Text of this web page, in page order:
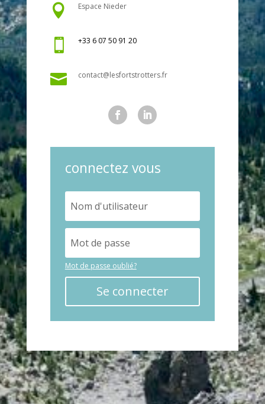
 Espace Nieder
 +33 6 07 50 91 20
 contact@lesfortstrotters.fr
connectez vous
Mot de passe oublié?
Se connecter